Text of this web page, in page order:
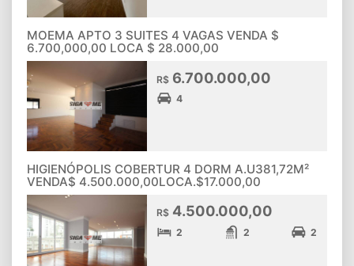
MOEMA APTO 3 SUITES 4 VAGAS VENDA $
6.700,000,00 LOCA $ 28.000,00
R$ 6.700.000,00
4
HIGIENÓPOLIS COBERTUR 4 DORM A.U381,72M²
VENDA$ 4.500.000,00LOCA.$17.000,00
R$ 4.500.000,00
2 2 2